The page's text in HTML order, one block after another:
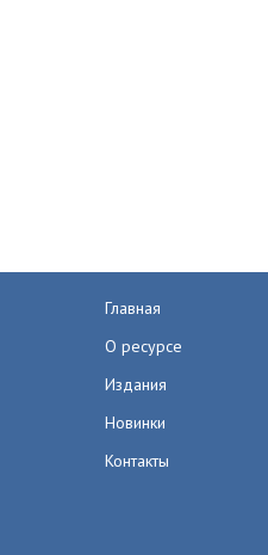
Главная
О ресурсе
Издания
Новинки
Контакты